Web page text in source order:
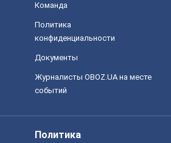
Команда
Политика
конфиденциальности
Документы
Журналисты OBOZ.UA на месте
событий
Политика